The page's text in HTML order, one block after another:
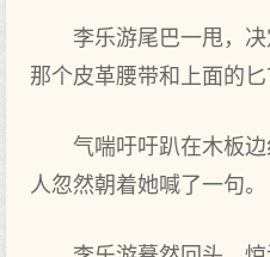
李乐游尾巴一甩，
那个皮革腰带和上面的匕
气喘吁吁趴在木板
人忽然朝着‌她喊了一句。